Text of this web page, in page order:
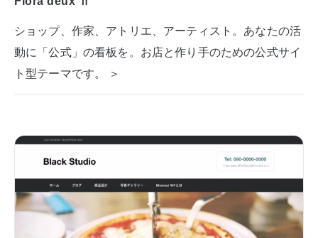
ショップ、作家、アトリエ、アーティスト。あなたの活
動に「公式」の看板を。お店と作り手のための公式サイ
ト型テーマです。 ＞